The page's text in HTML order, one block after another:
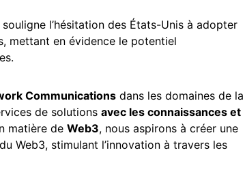
l’hésitation des États-Unis à adopter
mettant en évidence le potentiel
Communications dans les domaines de la
de solutions avec les connaissances et
matière de Web3, nous aspirons à créer une
Web3, stimulant l’innovation à travers les